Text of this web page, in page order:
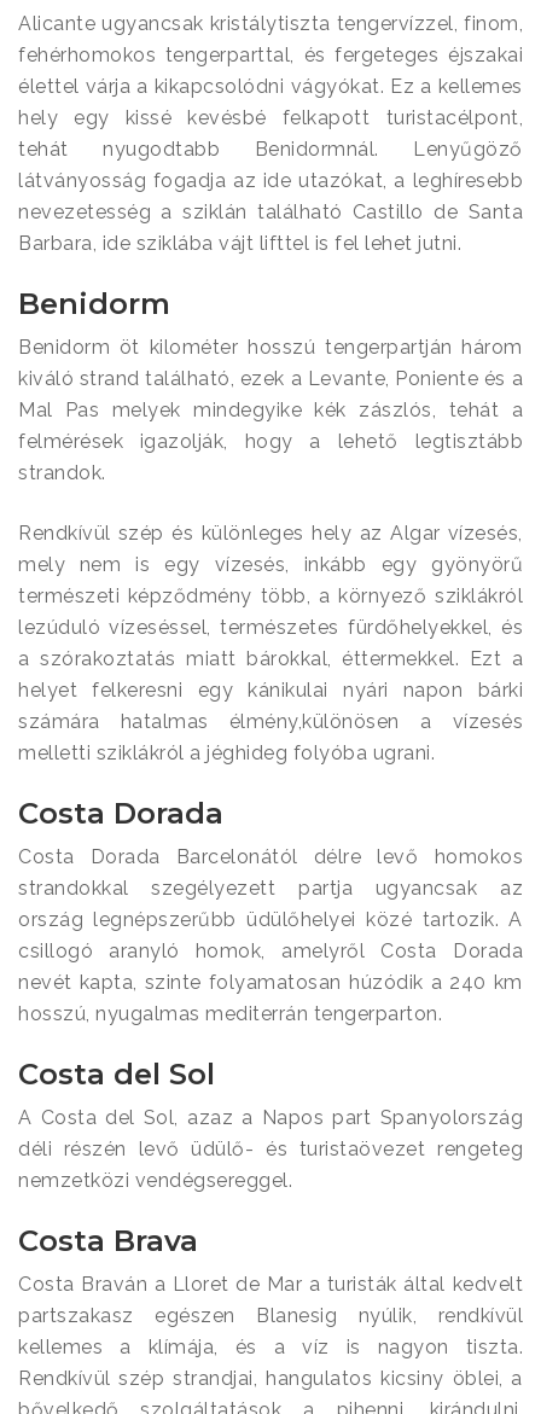
Alicante ugyancsak kristálytiszta tengervízzel, finom,
fehérhomokos tengerparttal, és fergeteges éjszakai
élettel várja a kikapcsolódni vágyókat. Ez a kellemes
hely egy kissé kevésbé felkapott turistacélpont,
tehát nyugodtabb Benidormnál. Lenyűgöző
látványosság fogadja az ide utazókat, a leghíresebb
nevezetesség a sziklán található Castillo de Santa
Barbara, ide sziklába vájt lifttel is fel lehet jutni.
Benidorm
Benidorm öt kilométer hosszú tengerpartján három
kiváló strand található, ezek a Levante, Poniente és a
Mal Pas melyek mindegyike kék zászlós, tehát a
felmérések igazolják, hogy a lehető legtisztább
strandok.
Rendkívül szép és különleges hely az Algar vízesés,
mely nem is egy vízesés, inkább egy gyönyörű
természeti képződmény több, a környező sziklákról
lezúduló vízeséssel, természetes fürdőhelyekkel, és
a szórakoztatás miatt bárokkal, éttermekkel. Ezt a
helyet felkeresni egy kánikulai nyári napon bárki
számára hatalmas élmény,különösen a vízesés
melletti sziklákról a jéghideg folyóba ugrani.
Costa Dorada
Costa Dorada Barcelonától délre levő homokos
strandokkal szegélyezett partja ugyancsak az
ország legnépszerűbb üdülőhelyei közé tartozik. A
csillogó aranyló homok, amelyről Costa Dorada
nevét kapta, szinte folyamatosan húzódik a 240 km
hosszú, nyugalmas mediterrán tengerparton.
Costa del Sol
A Costa del Sol, azaz a Napos part Spanyolország
déli részén levő üdülő- és turistaövezet rengeteg
nemzetközi vendégsereggel.
Costa Brava
Costa Braván a Lloret de Mar a turisták által kedvelt
partszakasz egészen Blanesig nyúlik, rendkívül
kellemes a klímája, és a víz is nagyon tiszta.
Rendkívül szép strandjai, hangulatos kicsiny öblei, a